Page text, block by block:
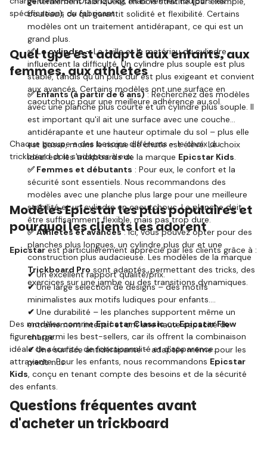
bouleau), ce qui garantit solidité et flexibilité. Certains
modèles ont un traitement antidérapant, ce qui est un
grand plus.
✅ Le cylindre– La taille et le matériau du cylindre
influencent la difficulté. Un cylindre plus souple est plus
stable, tandis qu'un plus dur est plus exigeant et convient
aux avancés. Certains modèles ont une surface en
caoutchouc pour une meilleure adhérence au sol.
spécifications du fabricant.
Quel type est adapté aux enfants, aux
femmes, aux athlètes
✅ Enfants (à partir de 6 ans): Recherchez des modèles
avec une planche plus courte et un cylindre plus souple. Il
est important qu'il ait une surface avec une couche
antidérapante et une hauteur optimale du sol – plus elle
est basse, moins le risque de chute est élevé. Le choix
idéal est les trickboards de la marque Epicstar Kids.
✅ Femmes et débutants : Pour eux, le confort et la
sécurité sont essentiels. Nous recommandons des
modèles avec une planche plus large pour une meilleure
stabilité et un cylindre en caoutchouc. La planche doit
être suffisamment flexible, mais pas trop dure.
✅ Athlètes et avancés: Ici, vous pouvez opter pour des
planches plus longues, un cylindre plus dur et une
construction plus audacieuse. Les modèles de la marque
Trickboard Pro sont adaptés, permettant des tricks, des
exercices sur une jambe ou des transitions dynamiques.
Chaque groupe a des besoins différents – le choix du
trickboard doit s'adapter à eux.
Modèles Epicstar les plus populaires et
pourquoi les clients les adorent
Epicstarest particulièrement apprécié par les clients grâce à :
✔Un excellent rapport qualité/prix.
✔Une large sélection de designs – des motifs
minimalistes aux motifs ludiques pour enfants.
✔ Une durabilité – les planches supportent même un
entraînement intensif et ont une haute capacité de
charge.
✔Une surface antidérapante – adaptée même pour les
pieds nus.
Des modèles commeEpicstar ClassicouEpicstar Flow
figurent parmi les best-sellers, car ils offrent la combinaison
idéale de sécurité, de fonctionnalité et d'apparence
attrayante. Pour les enfants, nous recommandons Epicstar
Kids, conçu en tenant compte des besoins et de la sécurité
des enfants.
Questions fréquentes avant
d'acheter un trickboard